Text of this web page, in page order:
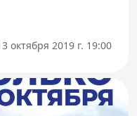
октября 2019 г. 19:00